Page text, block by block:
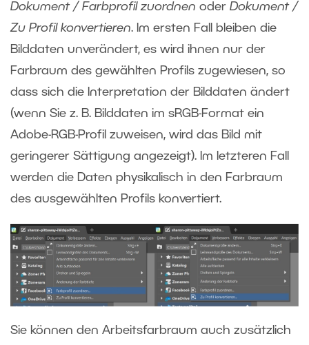
Dokument / Farbprofil zuordnen oder Dokument /
Zu Profil konvertieren. Im ersten Fall bleiben die
Bilddaten unverändert, es wird ihnen nur der
Farbraum des gewählten Profils zugewiesen, so
dass sich die Interpretation der Bilddaten ändert
(wenn Sie z. B. Bilddaten im sRGB-Format ein
Adobe-RGB-Profil zuweisen, wird das Bild mit
geringerer Sättigung angezeigt). Im letzteren Fall
werden die Daten physikalisch in den Farbraum
des ausgewählten Profils konvertiert.
Sie können den Arbeitsfarbraum auch zusätzlich